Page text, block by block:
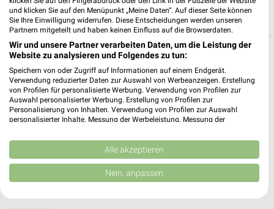
Filialen in der Umgebung
3 Filialen
❯
DEICHMANN Bremen
28195 Bremen
Heute 10:00 - 19:00 Uhr | Geöffnet
5,29 km
und klicken Sie auf den Menüpunkt „Meine Daten“. Auf dieser Seite können
Sie Ihre Einwilligung widerrufen. Diese Entscheidungen werden unseren
Partnern mitgeteilt und haben keinen Einfluss auf die Browserdaten.
Wir und unsere Partner verarbeiten Daten, um die Leistung der
Website zu analysieren und Folgendes zu tun:
Speichern von oder Zugriff auf Informationen auf einem Endgerät.
Verwendung reduzierter Daten zur Auswahl von Werbeanzeigen. Erstellung
von Profilen für personalisierte Werbung. Verwendung von Profilen zur
Auswahl personalisierter Werbung. Erstellung von Profilen zur
Personalisierung von Inhalten. Verwendung von Profilen zur Auswahl
personalisierter Inhalte. Messung der Werbeleistung. Messung der
Kombinationen von Daten aus verschiedenen Quellen. Entwicklung und
Verbesserung der Angebote. Verwendung reduzierter Daten zur Auswahl
von Inhalten.
Daten können außerhalb der Europäischen Union weitergegeben und in die
USA gesendet werden.
Website/App.
Alle akzeptieren
Nein, anpassen